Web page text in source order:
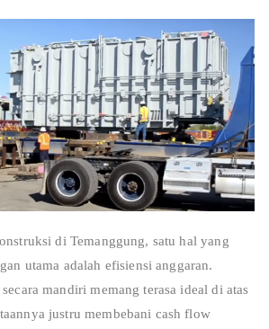
di Temanggung, satu hal yang
utama adalah efisiensi anggaran.
mandiri memang terasa ideal di atas
justru membebani cash flow